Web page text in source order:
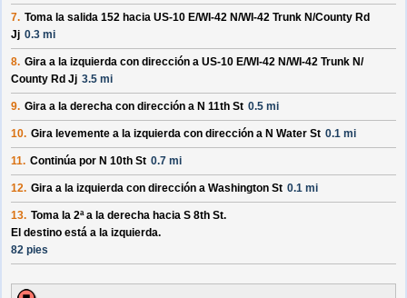
7. Toma la salida 152 hacia US-10 E/WI-42 N/WI-42 Trunk N/County Rd
Jj 0.3 mi
8. Gira a la izquierda con dirección a US-10 E/WI-42 N/WI-42 Trunk N/
County Rd Jj 3.5 mi
9. Gira a la derecha con dirección a N 11th St 0.5 mi
10. Gira levemente a la izquierda con dirección a N Water St 0.1 mi
11. Continúa por N 10th St 0.7 mi
12. Gira a la izquierda con dirección a Washington St 0.1 mi
13. Toma la 2ª a la derecha hacia S 8th St.
El destino está a la izquierda.
82 pies